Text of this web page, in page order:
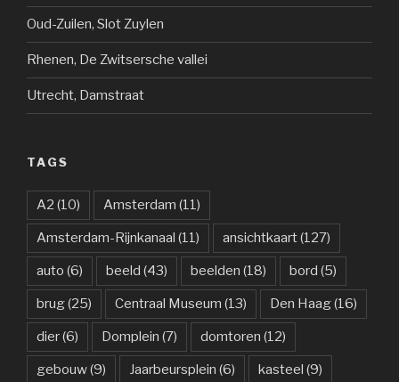
Oud-Zuilen, Slot Zuylen
Rhenen, De Zwitsersche vallei
Utrecht, Damstraat
TAGS
A2 (10) Amsterdam (11)
Amsterdam-Rijnkanaal (11) ansichtkaart(127)
auto (6) beeld (43) beelden (18) bord (5)
brug(25) Centraal Museum (13) Den Haag(16)
dier(6) Domplein (7) domtoren (12)
gebouw(9) Jaarbeursplein (6) kasteel (9)